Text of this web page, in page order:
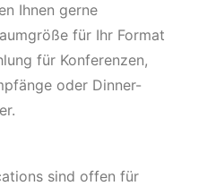
Ihnen gerne
für Ihr Format
für Konferenzen,
oder Dinner-
sind offen für